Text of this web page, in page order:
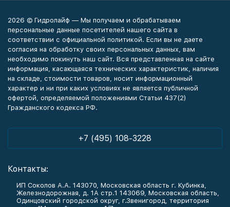
2026 © Гидролайф — Мы получаем и обрабатываем
персональные данные посетителей нашего сайта в
соответствии с официальной политикой. Если вы не даете
согласия на обработку своих персональных данных, вам
необходимо покинуть наш сайт. Вся представленная на сайте
информация, касающаяся технических характеристик, наличия
на складе, стоимости товаров, носит информационный
характер и ни при каких условиях не является публичной
офертой, определяемой положениями Статьи 437(2)
Гражданского кодекса РФ.
+7 (495) 108-3228
Контакты:
ИП Соколов А.А. 143070, Московская область г. Кубинка,
Железнодорожная, д. 1А стр.1 143069, Московская область,
Одинцовский городской округ, г.Звенигород, территория